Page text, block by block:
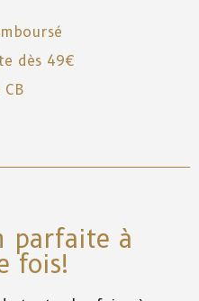
dès 49€
parfaite à
fois!